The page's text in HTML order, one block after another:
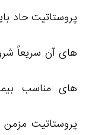
پروستاتیت حاد
های آن سریعاً
های مناسب
پروستاتیت